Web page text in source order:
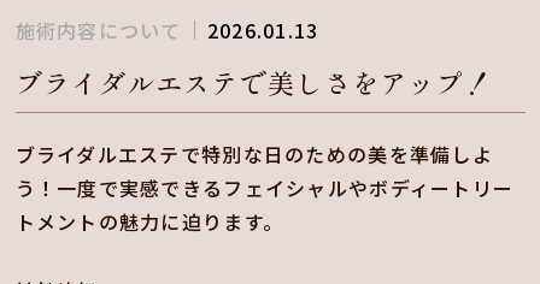
施術内容について 2026.01.13
ブライダルエステで美しさをアップ！
ブライダルエステで特別な日のための美を準備しよ
う！一度で実感できるフェイシャルやボディートリー
トメントの魅力に迫ります。